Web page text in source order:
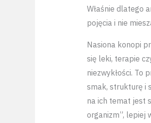
Właśnie dlatego
pojęcia i nie
Nasiona konopi
się leki, terapie
niezwykłości. To
smak, strukturę i
na ich temat jest
organizm”, lepiej